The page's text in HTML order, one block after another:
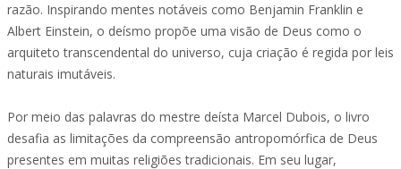
razão. Inspirando mentes notáveis como Benjamin Franklin e
Albert Einstein, o deísmo propõe uma visão de Deus como o
arquiteto transcendental do universo, cuja criação é regida por leis
naturais imutáveis.
Por meio das palavras do mestre deísta Marcel Dubois, o livro
desafia as limitações da compreensão antropomórfica de Deus
presentes em muitas religiões tradicionais. Em seu lugar,